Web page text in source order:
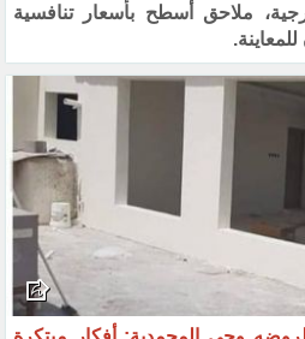
ملاحق أسطح بأسعار تنافسية